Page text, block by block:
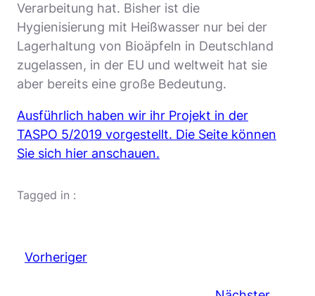
Verarbeitung hat. Bisher ist die
Hygienisierung mit Heißwasser nur bei der
Lagerhaltung von Bioäpfeln in Deutschland
zugelassen, in der EU und weltweit hat sie
aber bereits eine große Bedeutung.
Ausführlich haben wir ihr Projekt in der
TASPO 5/2019 vorgestellt. Die Seite können
Sie sich hier anschauen.
Tagged in :
Vorheriger